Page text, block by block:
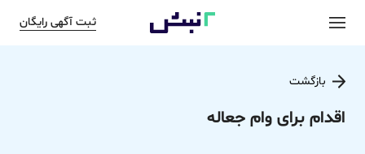
ثبت آگهی رایگان
بازگشت
اقدام برای وام جعاله